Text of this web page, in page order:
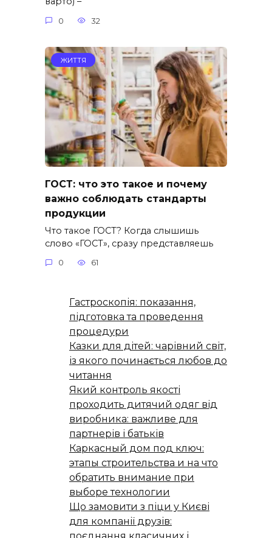
0 32
ЖИТТЯ
ГОСТ: что это такое и почему
важно соблюдать стандарты
продукции
Что такое ГОСТ? Когда слышишь
слово «ГОСТ», сразу представляешь
0 61
Гастроскопія: показання,
підготовка та проведення
процедури
Казки для дітей: чарівний світ,
із якого починається любов до
читання
Який контроль якості
проходить дитячий одяг від
виробника: важливе для
партнерів і батьків
Каркасный дом под ключ:
этапы строительства и на что
обратить внимание при
выборе технологии
Що замовити з піци у Києві
для компанії друзів: